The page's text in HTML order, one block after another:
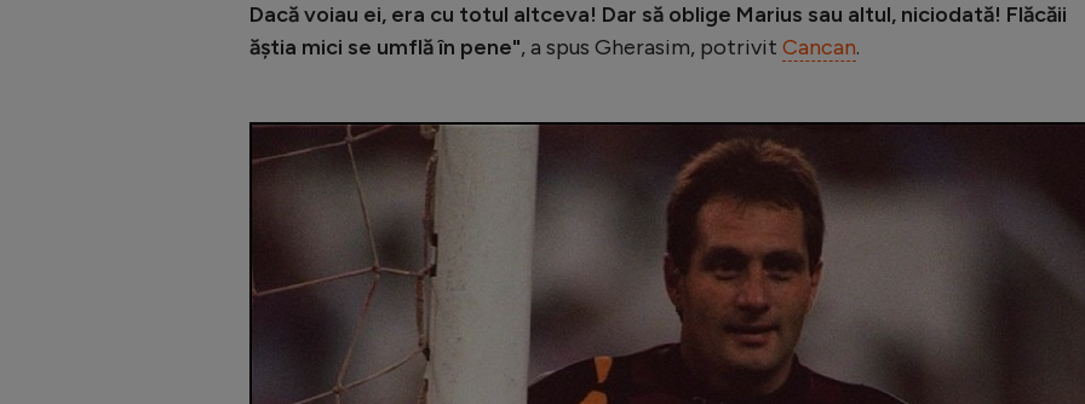
Dacă voiau ei, era cu totul altceva! Dar să oblige Marius sau altul, niciodată! Flăcăii
ăștia mici se umflă în pene", a spus Gherasim, potrivit Cancan.